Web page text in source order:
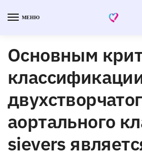
МЕНЮ
Основным
аортального
sievers